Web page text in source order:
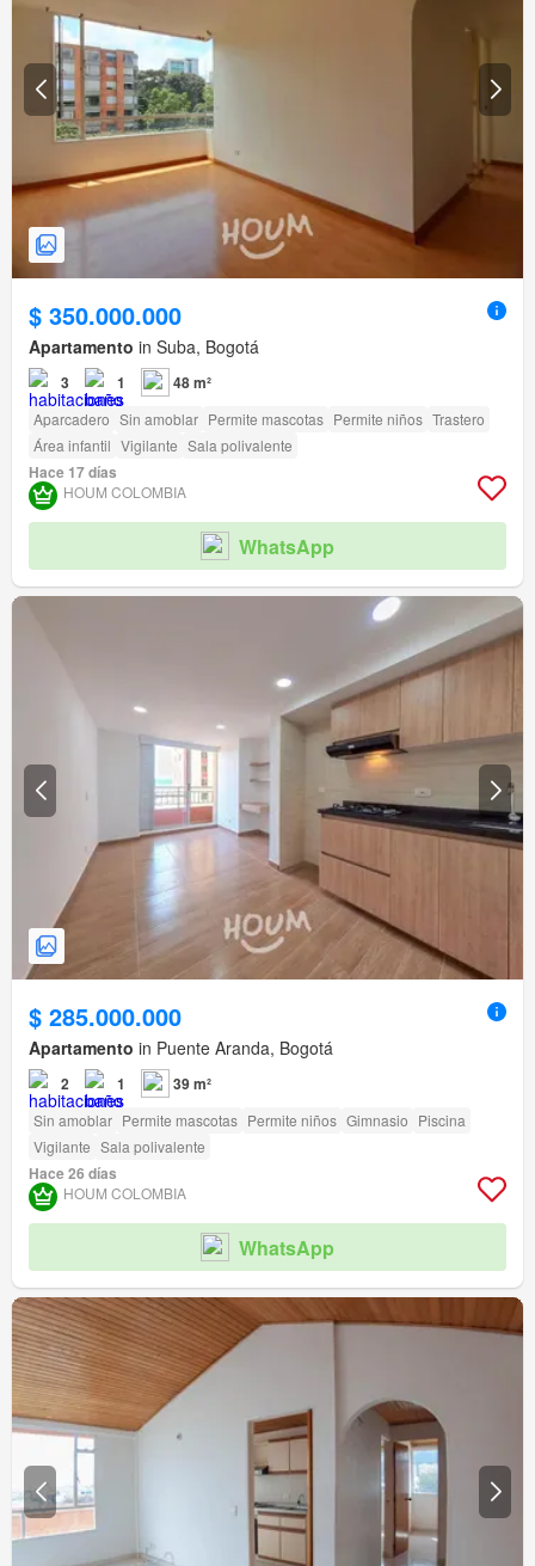
$ 350.000.000
Apartamento in Suba, Bogotá
3 1 48 m²
Aparcadero Sin amoblar Permite mascotas Permite niños Trastero
Área infantil Vigilante Sala polivalente
Hace 17 días
HOUM COLOMBIA
WhatsApp
$ 285.000.000
Apartamento in Puente Aranda, Bogotá
2 1 39 m²
Sin amoblar Permite mascotas Permite niños Gimnasio Piscina
Vigilante Sala polivalente
Hace 26 días
HOUM COLOMBIA
WhatsApp